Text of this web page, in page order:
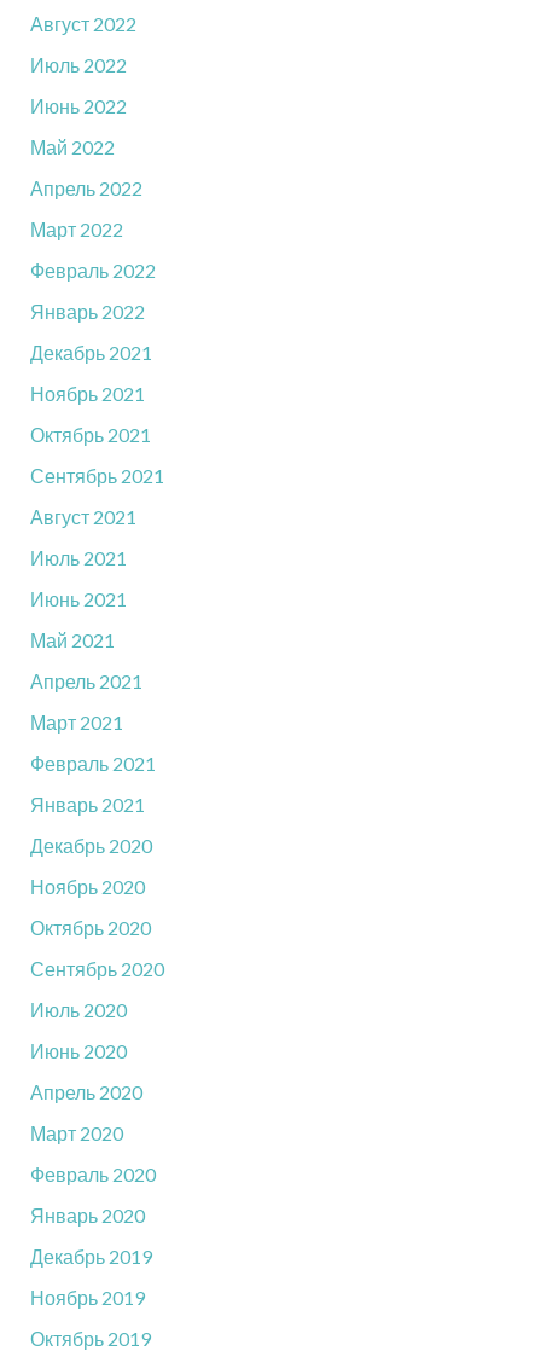
Август 2022
Июль 2022
Июнь 2022
Май 2022
Апрель 2022
Март 2022
Февраль 2022
Январь 2022
Декабрь 2021
Ноябрь 2021
Октябрь 2021
Сентябрь 2021
Август 2021
Июль 2021
Июнь 2021
Май 2021
Апрель 2021
Март 2021
Февраль 2021
Январь 2021
Декабрь 2020
Ноябрь 2020
Октябрь 2020
Сентябрь 2020
Июль 2020
Июнь 2020
Апрель 2020
Март 2020
Февраль 2020
Январь 2020
Декабрь 2019
Ноябрь 2019
Октябрь 2019